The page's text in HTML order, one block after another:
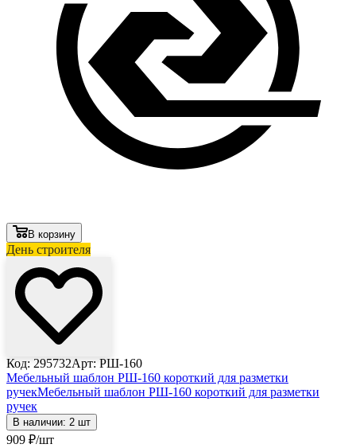
В корзину
День строителя
Код: 295732Арт: РШ-160
Мебельный шаблон РШ-160 короткий для разметки
ручекМебельный шаблон РШ-160 короткий для разметки
ручек
В наличии: 2 шт
909 ₽/шт